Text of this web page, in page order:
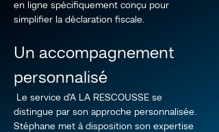
en ligne spécifiquement conçu pour
simplifier la déclaration fiscale.
Un accompagnement
personnalisé
distingue par son approche personnalisée.
Stéphane met à disposition son expertise